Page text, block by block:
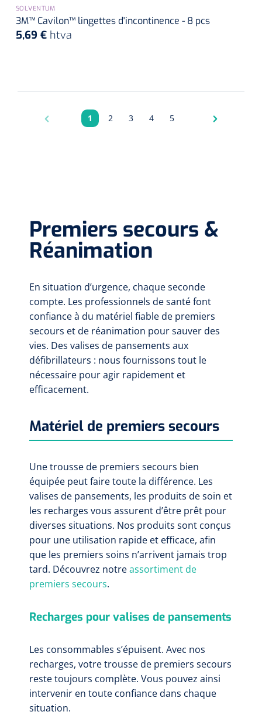
SOLVENTUM
3M™ Cavilon™ lingettes d'incontinence - 8 pcs
5,69 € htva
Pagina
1 Pagina
2 Pagina
3 Pagina
4 Pagina
5
Premiers secours &
Réanimation
En situation d’urgence, chaque seconde
compte. Les professionnels de santé font
confiance à du matériel fiable de premiers
secours et de réanimation pour sauver des
vies. Des valises de pansements aux
défibrillateurs : nous fournissons tout le
nécessaire pour agir rapidement et
efficacement.
Matériel de premiers secours
Une trousse de premiers secours bien
équipée peut faire toute la différence. Les
valises de pansements, les produits de soin et
les recharges vous assurent d’être prêt pour
diverses situations. Nos produits sont conçus
pour une utilisation rapide et efficace, afin
que les premiers soins n’arrivent jamais trop
tard. Découvrez notreassortiment de
premiers secours.
Recharges pour valises de pansements
Les consommables s’épuisent. Avec nos
recharges, votre trousse de premiers secours
reste toujours complète. Vous pouvez ainsi
intervenir en toute confiance dans chaque
situation.